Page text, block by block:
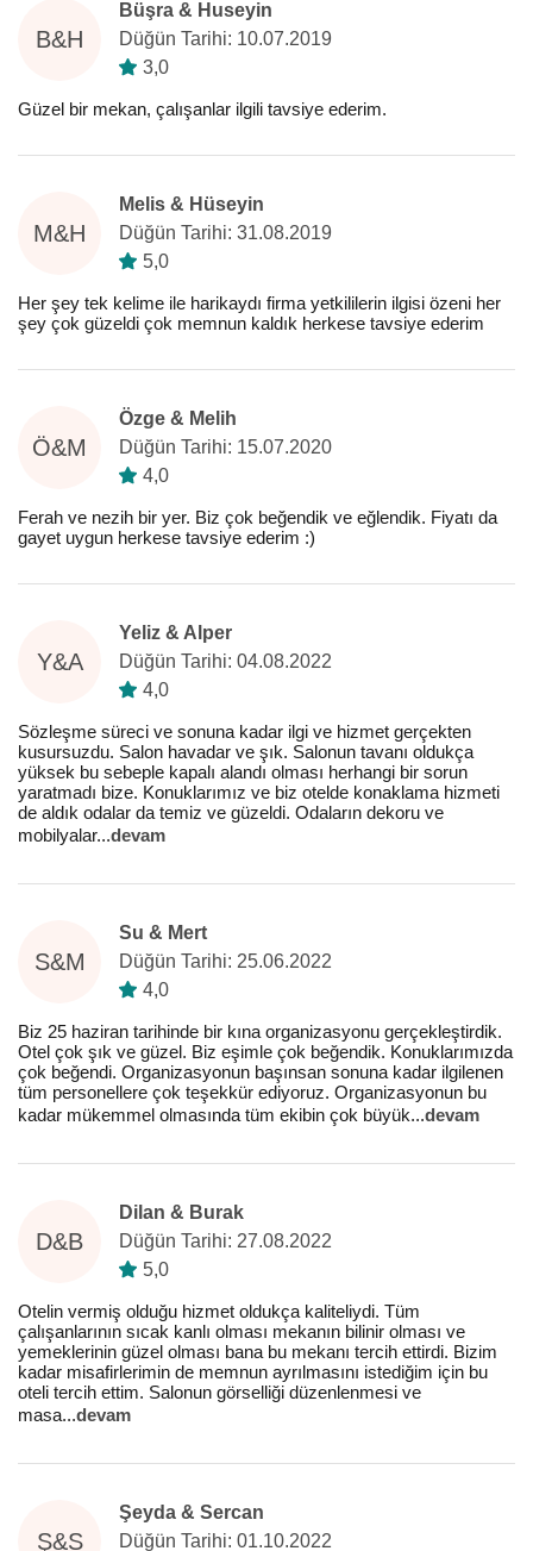
B&H
Büşra & Huseyin
Düğün Tarihi: 10.07.2019
3,0
Güzel bir mekan, çalışanlar ilgili tavsiye ederim.
M&H
Melis & Hüseyin
Düğün Tarihi: 31.08.2019
5,0
Her şey tek kelime ile harikaydı firma yetkililerin ilgisi özeni her
şey çok güzeldi çok memnun kaldık herkese tavsiye ederim
Ö&M
Özge & Melih
Düğün Tarihi: 15.07.2020
4,0
Ferah ve nezih bir yer. Biz çok beğendik ve eğlendik. Fiyatı da
gayet uygun herkese tavsiye ederim :)
Y&A
Yeliz & Alper
Düğün Tarihi: 04.08.2022
4,0
Sözleşme süreci ve sonuna kadar ilgi ve hizmet gerçekten
kusursuzdu. Salon havadar ve şık. Salonun tavanı oldukça
yüksek bu sebeple kapalı alandı olması herhangi bir sorun
yaratmadı bize. Konuklarımız ve biz otelde konaklama hizmeti
de aldık odalar da temiz ve güzeldi. Odaların dekoru ve
mobilyalar...devam
S&M
Su & Mert
Düğün Tarihi: 25.06.2022
4,0
Biz 25 haziran tarihinde bir kına organizasyonu gerçekleştirdik.
Otel çok şık ve güzel. Biz eşimle çok beğendik. Konuklarımızda
çok beğendi. Organizasyonun başınsan sonuna kadar ilgilenen
tüm personellere çok teşekkür ediyoruz. Organizasyonun bu
kadar mükemmel olmasında tüm ekibin çok büyük...devam
D&B
Dilan & Burak
Düğün Tarihi: 27.08.2022
5,0
Otelin vermiş olduğu hizmet oldukça kaliteliydi. Tüm
çalışanlarının sıcak kanlı olması mekanın bilinir olması ve
yemeklerinin güzel olması bana bu mekanı tercih ettirdi. Bizim
kadar misafirlerimin de memnun ayrılmasını istediğim için bu
oteli tercih ettim. Salonun görselliği düzenlenmesi ve
masa...devam
Ş&S
Şeyda & Sercan
Düğün Tarihi: 01.10.2022